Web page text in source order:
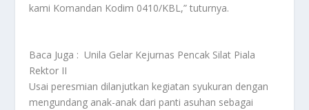
kami Komandan Kodim 0410/KBL,” tuturnya.
Baca Juga : Unila Gelar Kejurnas Pencak Silat Piala
Rektor II
Usai peresmian dilanjutkan kegiatan syukuran dengan
mengundang anak-anak dari panti asuhan sebagai